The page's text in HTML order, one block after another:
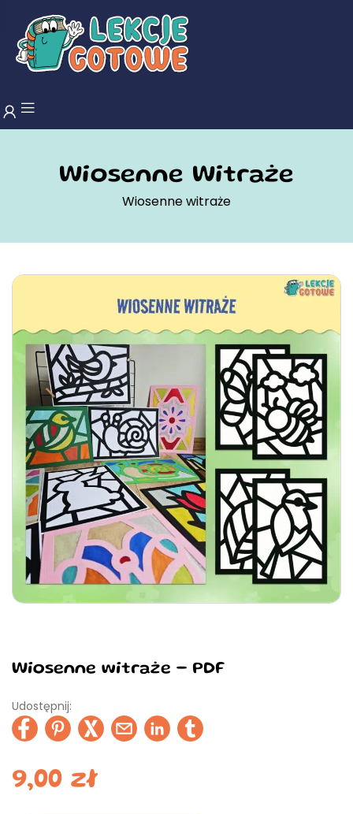
Wiosenne Witraże
Wiosenne witraże
Wiosenne witraże - PDF
Udostępnij:
9,00zł